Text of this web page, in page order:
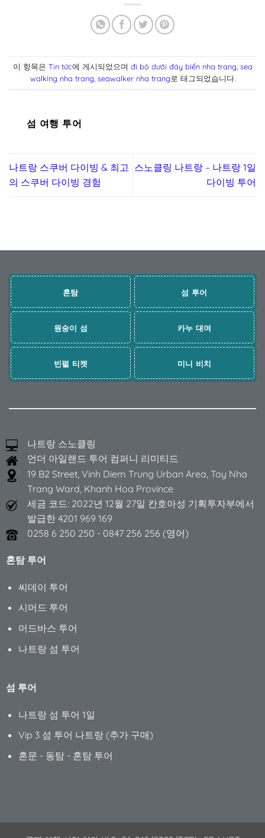
이 항목은 Tin tức에 게시되었으며 đi bộ dưới đáy biển nha trang, sea
walking nha trang, seawalker nha trang로 태그되었습니다.
섬 여행 투어
나트랑 스쿠버 다이빙 & 최고
의 스쿠버 다이빙 경험
스노클링 나트랑 – 나트랑 1일
다이빙 투어
혼탐 섬 투어
원숭이 섬 카누 대여
빈펄 티켓 미니 비치
나트랑 스노클링
언더 아일랜드 투어 컴퍼니 리미티드
19 B2 Street, Vinh Diem Trung Urban Area, Tay Nha
Trang Ward, Khanh Hoa Province
세금 코드: 2022년 12월 27일 칸호아성 기획투자부에서
발급한 4201 969 169
0258 6 250 250 - 0847 256 256 (영어)
혼탐 투어
씨데이 투어
시머드 투어
머드바스 투어
나트랑 섬 투어
섬 투어
나트랑 섬 투어 1일
Vip 3 섬 투어 나트랑 (추가 구매)
혼문 - 동탐 - 혼탐 투어